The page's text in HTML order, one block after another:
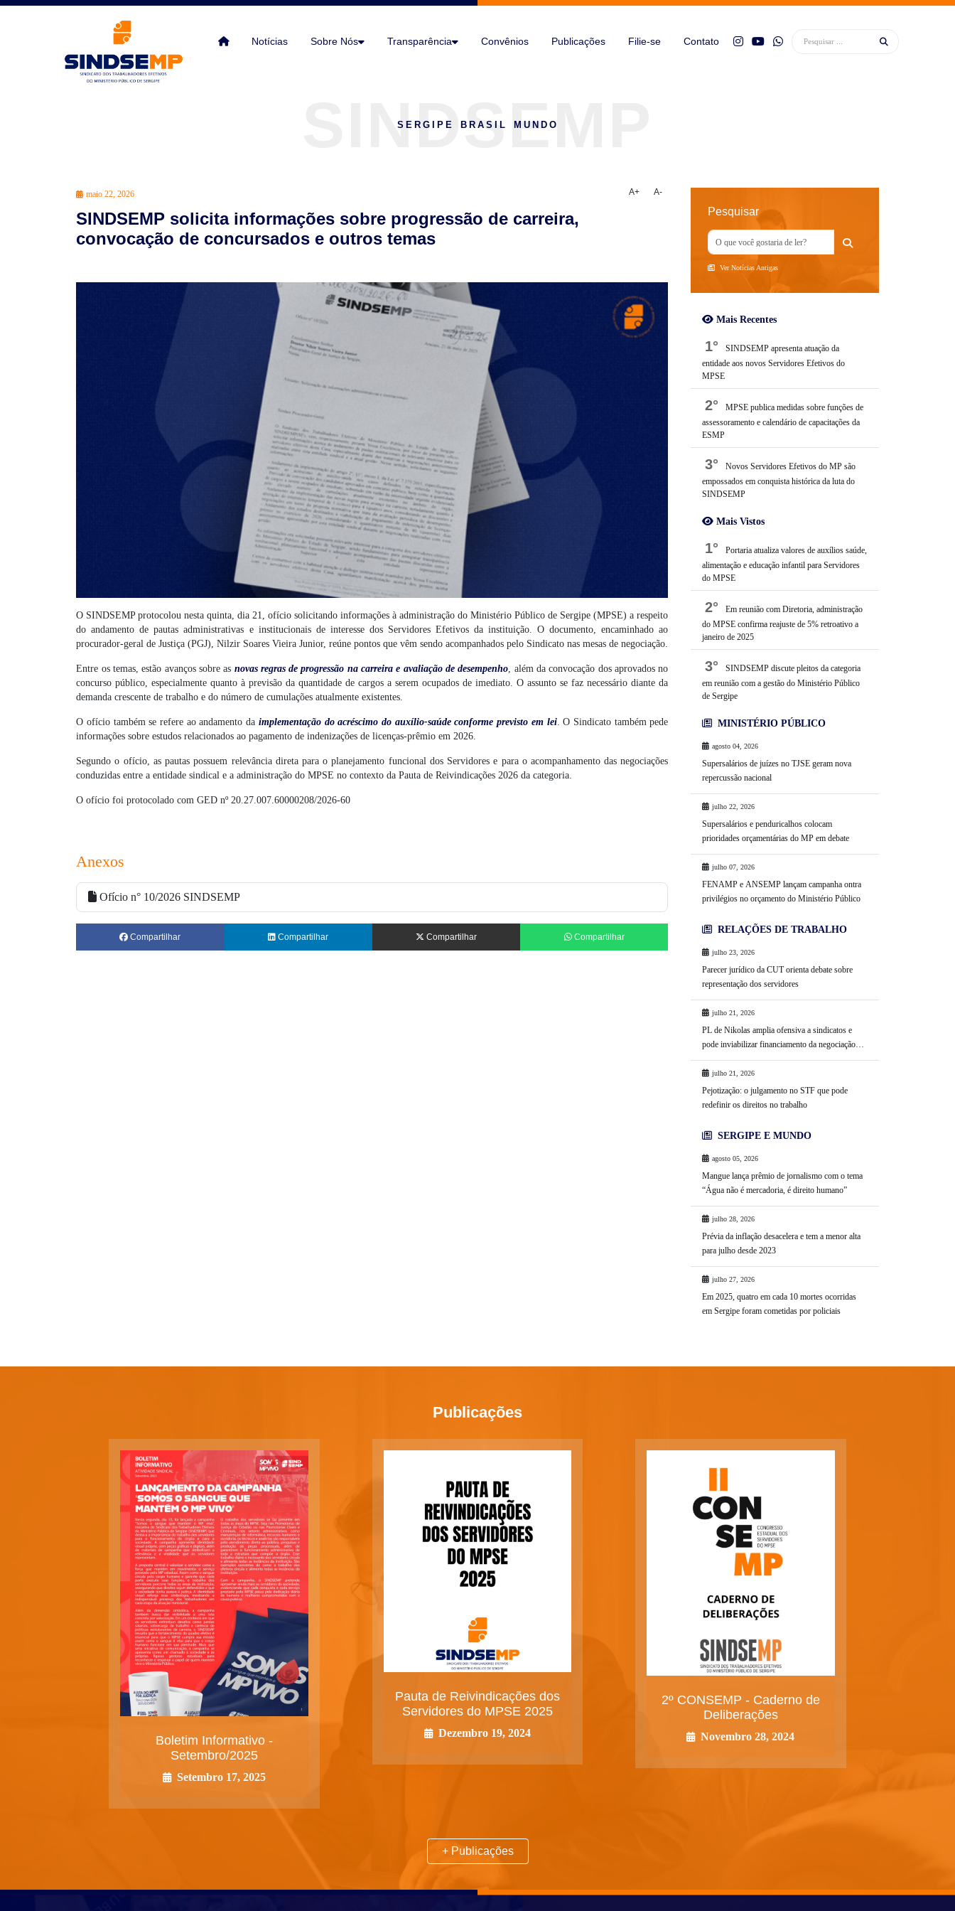
Notícias Sobre Nós Transparência Convênios Publicações Filie-se Contato
SERGIPE BRASIL MUNDO
maio 22, 2026 A+ A-
SINDSEMP solicita informações sobre progressão de carreira,
convocação de concursados e outros temas
O SINDSEMP protocolou nesta quinta, dia 21, ofício solicitando informações à administração do Ministério Público de Sergipe (MPSE) a respeito
do andamento de pautas administrativas e institucionais de interesse dos Servidores Efetivos da instituição. O documento, encaminhado ao
procurador-geral de Justiça (PGJ), Nilzir Soares Vieira Junior, reúne pontos que vêm sendo acompanhados pelo Sindicato nas mesas de negociação.
Entre os temas, estão avanços sobre as novas regras de progressão na carreira e avaliação de desempenho, além da convocação dos aprovados no
concurso público, especialmente quanto à previsão da quantidade de cargos a serem ocupados de imediato. O assunto se faz necessário diante da
demanda crescente de trabalho e do número de cumulações atualmente existentes.
O ofício também se refere ao andamento da implementação do acréscimo do auxílio-saúde conforme previsto em lei. O Sindicato também pede
informações sobre estudos relacionados ao pagamento de indenizações de licenças-prêmio em 2026.
Segundo o ofício, as pautas possuem relevância direta para o planejamento funcional dos Servidores e para o acompanhamento das negociações
conduzidas entre a entidade sindical e a administração do MPSE no contexto da Pauta de Reivindicações 2026 da categoria.
O ofício foi protocolado com GED nº 20.27.007.60000208/2026-60
Anexos
Ofício n° 10/2026 SINDSEMP
Compartilhar Compartilhar Compartilhar Compartilhar
Pesquisar
Ver Notícias Antigas
Mais Recentes
1°
SINDSEMP apresenta atuação da
entidade aos novos Servidores Efetivos do
MPSE
2°
MPSE publica medidas sobre funções de
assessoramento e calendário de capacitações da
ESMP
3°
Novos Servidores Efetivos do MP são
empossados em conquista histórica da luta do
SINDSEMP
Mais Vistos
1°
Portaria atualiza valores de auxílios saúde,
alimentação e educação infantil para Servidores
do MPSE
2°
Em reunião com Diretoria, administração
do MPSE confirma reajuste de 5% retroativo a
janeiro de 2025
3°
SINDSEMP discute pleitos da categoria
em reunião com a gestão do Ministério Público
de Sergipe
MINISTÉRIO PÚBLICO
agosto 04, 2026
Supersalários de juízes no TJSE geram nova
repercussão nacional
julho 22, 2026
Supersalários e penduricalhos colocam
prioridades orçamentárias do MP em debate
julho 07, 2026
FENAMP e ANSEMP lançam campanha ontra
privilégios no orçamento do Ministério Público
RELAÇÕES DE TRABALHO
julho 23, 2026
Parecer jurídico da CUT orienta debate sobre
representação dos servidores
julho 21, 2026
PL de Nikolas amplia ofensiva a sindicatos e
pode inviabilizar financiamento da negociação
coletiva
julho 21, 2026
Pejotização: o julgamento no STF que pode
redefinir os direitos no trabalho
SERGIPE E MUNDO
agosto 05, 2026
Mangue lança prêmio de jornalismo com o tema
“Água não é mercadoria, é direito humano”
julho 28, 2026
Prévia da inflação desacelera e tem a menor alta
para julho desde 2023
julho 27, 2026
Em 2025, quatro em cada 10 mortes ocorridas
em Sergipe foram cometidas por policiais
Publicações
Boletim Informativo -
Setembro/2025
Setembro 17, 2025
Pauta de Reivindicações dos
Servidores do MPSE 2025
Dezembro 19, 2024
2º CONSEMP - Caderno de
Deliberações
Novembro 28, 2024
+ Publicações